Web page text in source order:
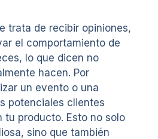
trata de recibir opiniones,
el comportamiento de
lo que dicen no
hacen. Por
un evento o una
potenciales clientes
tu producto. Esto no solo
sino que también